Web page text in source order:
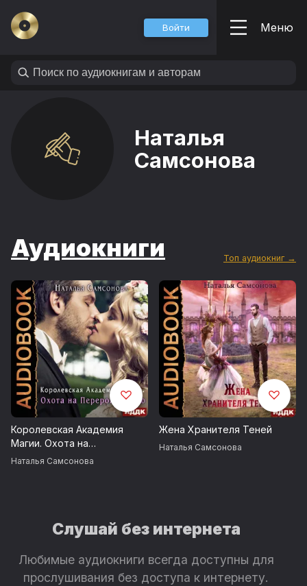
Войти Меню
Наталья
Самсонова
Аудиокниги Топ аудиокниг →
Королевская Академия
Магии. Охота на
Перерожденную
Наталья Самсонова
Жена Хранителя Теней
Наталья Самсонова
Слушай без интернета
Любимые аудиокниги всегда доступны для
прослушивания без доступа к интернету.